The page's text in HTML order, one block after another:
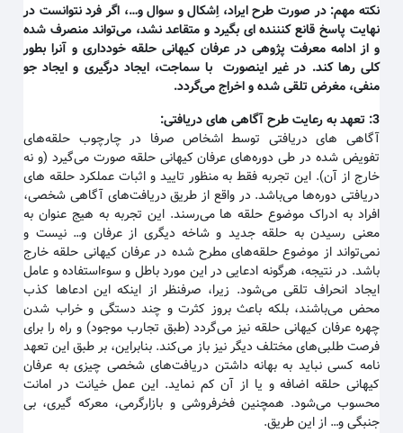
نکته مهم: در صورت طرح ایراد، اِشکال و سوال و…، اگر فرد نتوانست در
نهایت پاسخ قانع کنننده ای بگیرد و متقاعد نشد، می‌تواند منصرف شده
و از ادامه معرفت پژوهی در عرفان کیهانی حلقه خودداری و آنرا بطور
کلی رها کند. در غیر اینصورت با سماجت، ایجاد درگیری و ایجاد جو
منفی، مغرض تلقی شده و اخراج می‌گردد.
تعهد به رعایت طرح آگاهی های دریافتی:
آگاهی های دریافتی توسط اشخاص صرفا در چارچوب حلقه‌های
تفویض شده در طی دوره‌های عرفان کیهانی حلقه صورت می‌گیرد (و نه
خارج از آن). این تجربه فقط به منظور تایید و اثبات عملکرد حلقه های
دریافتی دوره‌ها می‌باشد. در واقع از طریق دریافت‌های آگاهی شخصی،
افراد به ادراک موضوع حلقه ها می‌رسند. این تجربه به هیج عنوان به
معنی رسیدن به حلقه جدید و شاخه دیگری از عرفان و… نیست و
نمی‌تواند از موضوع حلقه‌های مطرح شده در عرفان کیهانی حلقه خارج
باشد. در نتیجه، هرگونه ادعایی در این مورد باطل و سوءاستفاده و عامل
ایجاد انحراف تلقی می‌شود. زیرا، صرفنظر از اینکه این ادعاها کذب
محض می‌باشند، بلکه باعث بروز کثرت و چند دستگی و خراب شدن
چهره عرفان کیهانی حلقه نیز می‌گردد (طبق تجارب موجود) و راه را برای
فرصت طلبی‌های مختلف دیگر نیز باز می‌کند. بنابراین، بر طبق این تعهد
نامه کسی نباید به بهانه داشتن دریافت‌های شخصی چیزی به عرفان
کیهانی حلقه اضافه و یا از آن کم نماید. این عمل خیانت در امانت
محسوب می‌شود. همچنین فخرفروشی و بازارگرمی، معرکه گیری، بی
جنبگی و… از این طریق.